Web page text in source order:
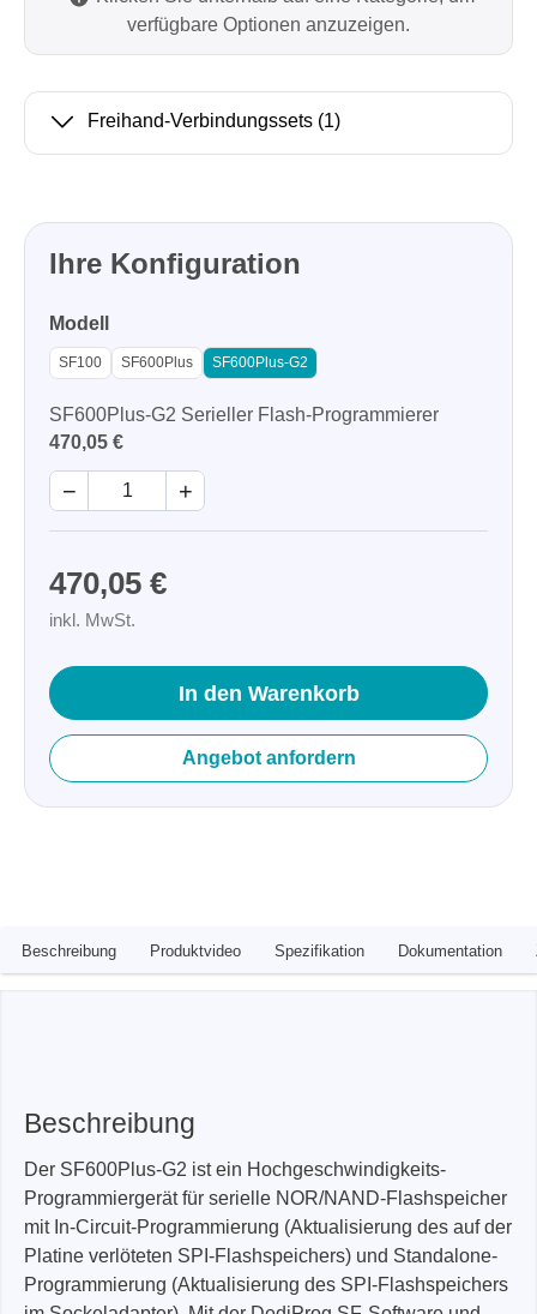
verfügbare Optionen anzuzeigen.
Freihand-Verbindungssets (1)
Ihre Konfiguration
Modell
SF100 SF600Plus SF600Plus-G2
SF600Plus-G2 Serieller Flash-Programmierer
470,05 €
− +
470,05 €
inkl. MwSt.
In den Warenkorb
Angebot anfordern
Beschreibung Produktvideo Spezifikation Dokumentation
Beschreibung
Der SF600Plus-G2 ist ein Hochgeschwindigkeits-
Programmiergerät für serielle NOR/NAND-Flashspeicher
mit In-Circuit-Programmierung (Aktualisierung des auf der
Platine verlöteten SPI-Flashspeichers) und Standalone-
Programmierung (Aktualisierung des SPI-Flashspeichers